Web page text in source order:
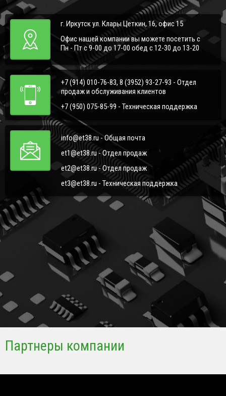
г. Иркутск ул. Клары Цеткин, 16, офис 15
Офис нашей компании вы можете посетить с
Пн - Пт с 9-00 до 17-00 обед с 12-30 до 13-20
+7 (914) 010-76-83, 8 (3952) 93-27-93 - Отдел
продаж и обслуживания клиентов
+7 (950) 075-85-99 - Техническая поддержка
info@et38.ru - Общая почта
et1@et38.ru - Отдел продаж
et2@et38.ru - Отдел продаж
et3@et38.ru - Техническая поддержка
Партнеры компании